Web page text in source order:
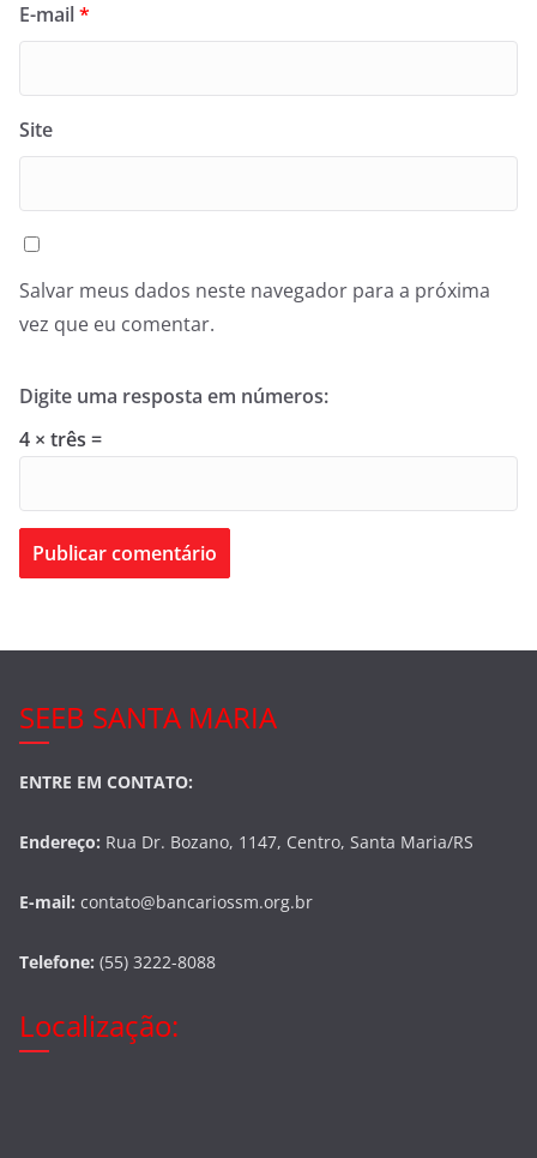
E-mail*
Site
Salvar meus dados neste navegador para a próxima
vez que eu comentar.
Digite uma resposta em números:
4 × três =
SEEB SANTA MARIA
ENTRE EM CONTATO:
Endereço: Rua Dr. Bozano, 1147, Centro, Santa Maria/RS
E-mail: contato@bancariossm.org.br
Telefone: (55) 3222-8088
Localização: